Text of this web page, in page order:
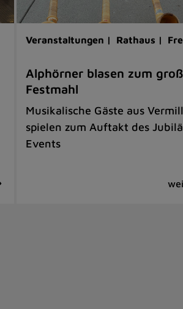
Veranstaltungen | Rathaus |
Alphörner blasen zum
Festmahl
Musikalische Gäste aus
spielen zum Auftakt des
Events